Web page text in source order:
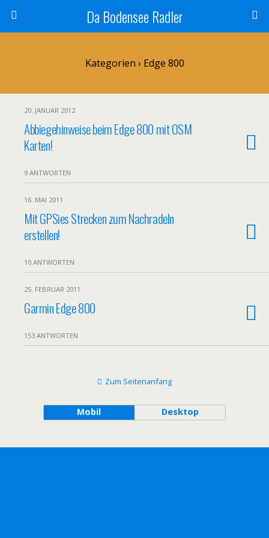
Da Bodensee Radler
Kategorien › Edge 800
20. JANUAR 2012
Abbiegehinweise beim Edge 800 mit OSM
Karten!
9 ANTWORTEN
16. MAI 2011
Mit GPSies Strecken zum Nachradeln
erstellen!
10 ANTWORTEN
25. FEBRUAR 2011
Garmin Edge 800
153 ANTWORTEN
Zum Seitenanfang
Mobil Desktop